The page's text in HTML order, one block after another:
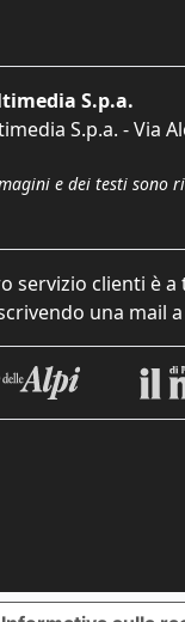
S.p.a.
S.p.a. - Via
e dei testi sono
servizio clienti è
una mail a